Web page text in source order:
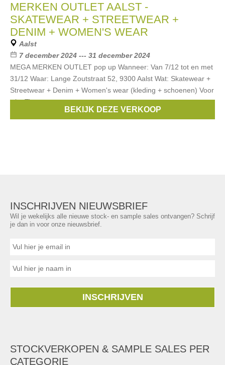
MERKEN OUTLET AALST -
SKATEWEAR + STREETWEAR +
DENIM + WOMEN'S WEAR
Aalst
7 december 2024 --- 31 december 2024
MEGA MERKEN OUTLET pop up Wanneer: Van 7/12 tot en met
31/12 Waar: Lange Zoutstraat 52, 9300 Aalst Wat: Skatewear +
Streetwear + Denim + Women's wear (kleding + schoenen) Voor
wie: Tieners,
Replay,DC,VANS,santa cruz,Won Hundred
BEKIJK DEZE VERKOOP
INSCHRIJVEN NIEUWSBRIEF
Wil je wekelijks alle nieuwe stock- en sample sales ontvangen? Schrijf
je dan in voor onze nieuwsbrief.
INSCHRIJVEN
STOCKVERKOPEN & SAMPLE SALES PER
CATEGORIE